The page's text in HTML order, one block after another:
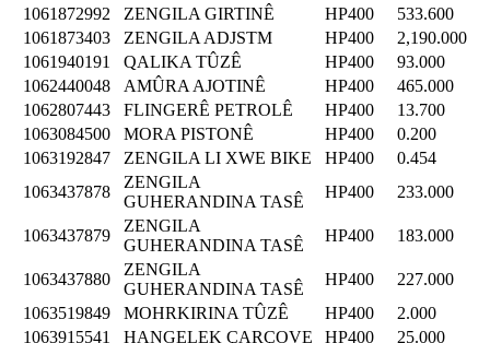
1061872992 ZENGILA GIRTINÊ HP400
533.600
1061873403
ZENGILA ADJSTM HP400
2,190.000
1061940191
QALIKA TÛZÊ HP400
93.000
1062440048
AMÛRA AJOTINÊ HP400
465.000
1062807443
FLINGERÊ PETROLÊ HP400
13.700
1063084500
MORA PISTONÊ HP400
0.200
1063192847
ZENGILA LI XWE BIKE HP400
0.454
1063437878
ZENGILA
GUHERANDINA TASÊ
HP400 233.000
1063437879
ZENGILA
GUHERANDINA TASÊ
HP400 183.000
1063437880
ZENGILA
GUHERANDINA TASÊ
HP400
227.000
1063519849
MOHRKIRINA TÛZÊ HP400
2.000
1063915541
HANGELEK ÇARÇOVE HP400
25.000